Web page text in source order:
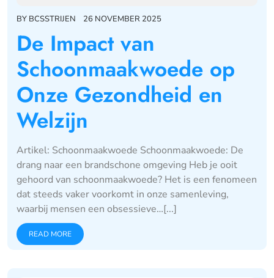
BY BCSSTRIJEN 26 NOVEMBER 2025
De Impact van
Schoonmaakwoede op
Onze Gezondheid en
Welzijn
Artikel: Schoonmaakwoede Schoonmaakwoede: De
drang naar een brandschone omgeving Heb je ooit
gehoord van schoonmaakwoede? Het is een fenomeen
dat steeds vaker voorkomt in onze samenleving,
waarbij mensen een obsessieve…[...]
READ MORE